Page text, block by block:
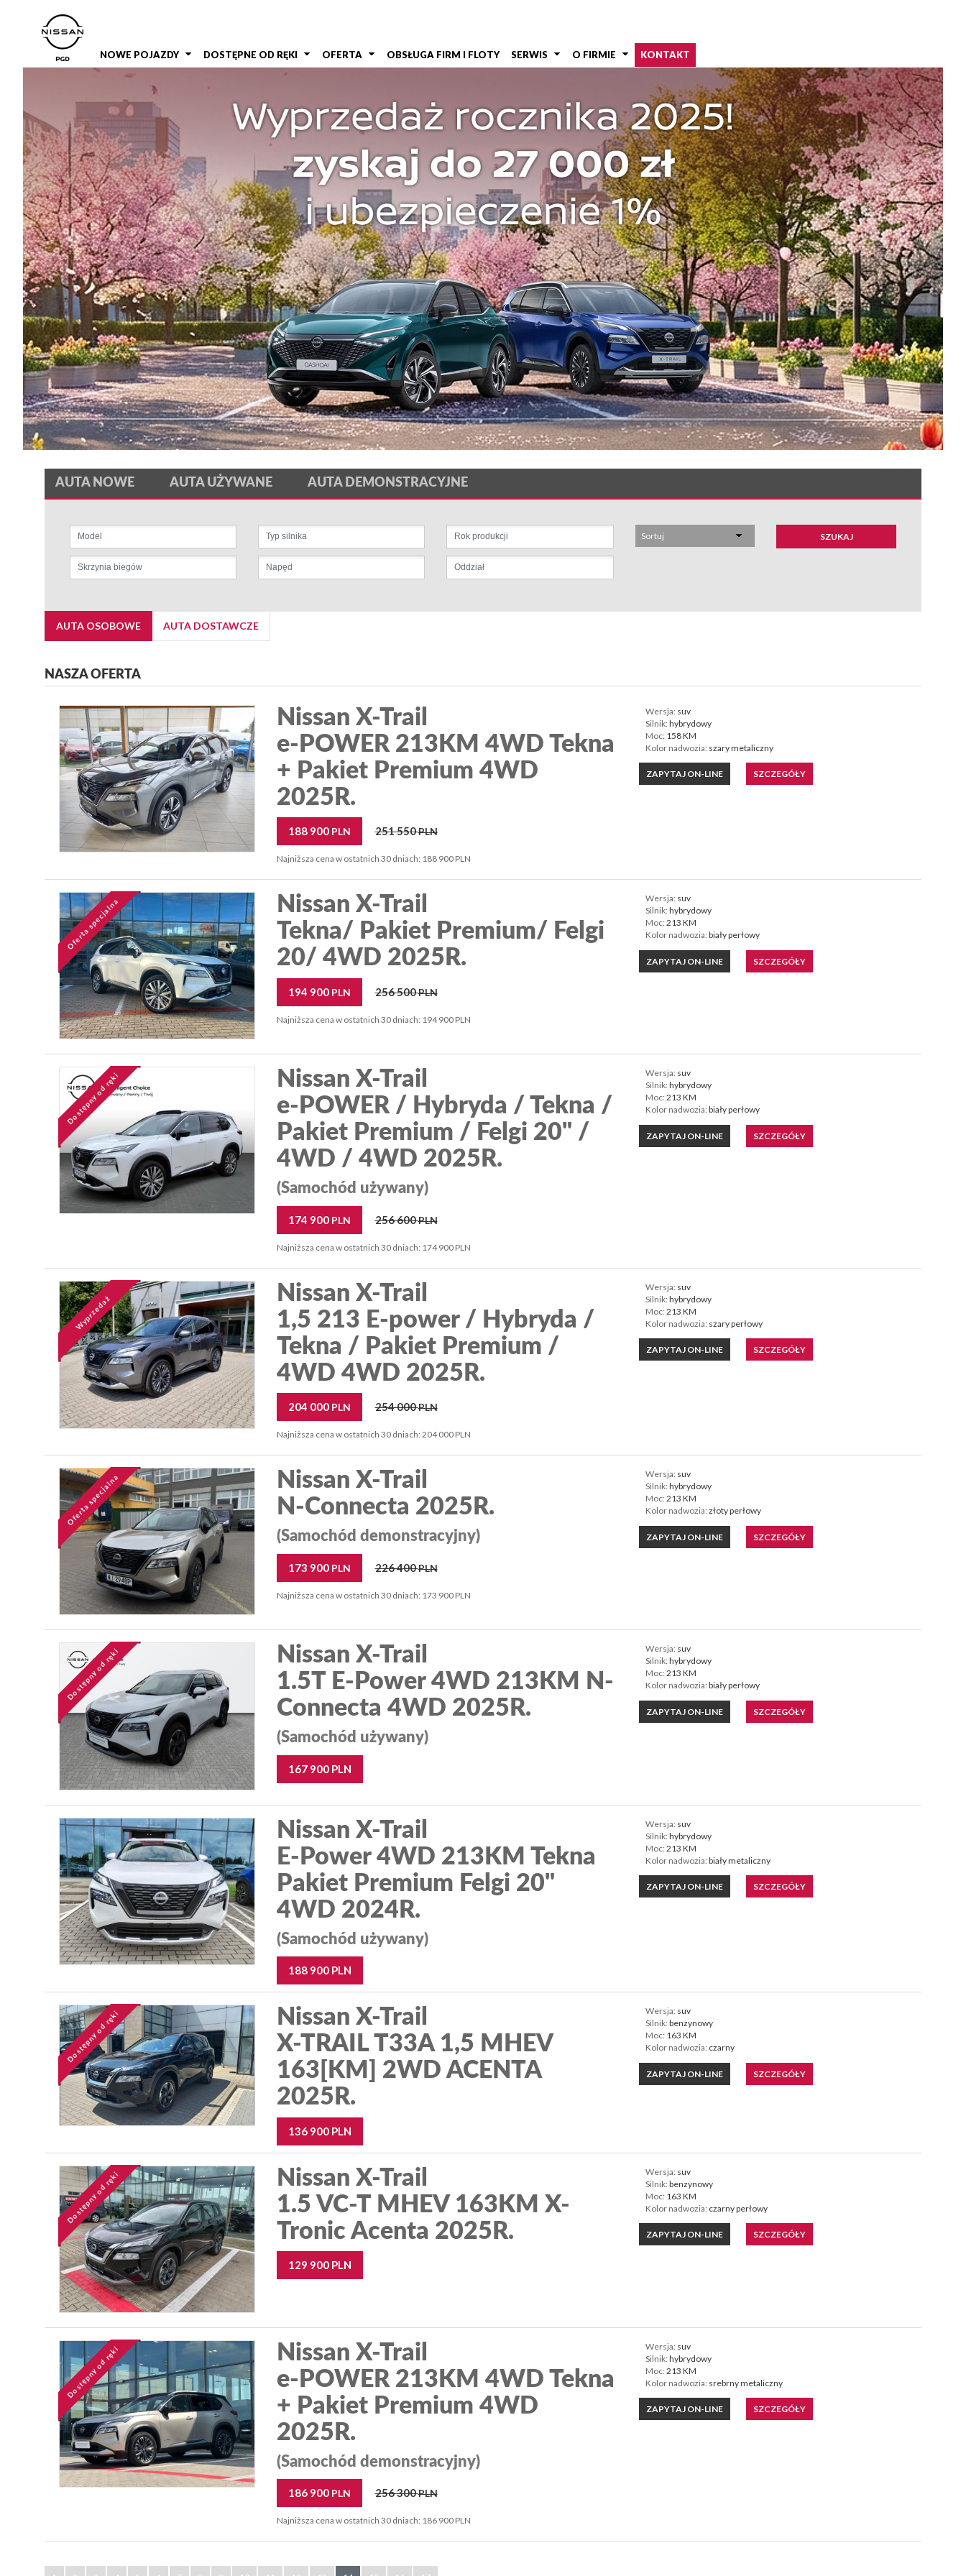
NOWE POJAZDY DOSTĘPNE OD RĘKI OFERTA OBSŁUGA FIRM I FLOTY SERWIS O FIRMIE KONTAKT
AUTA NOWE AUTA UŻYWANE AUTA DEMONSTRACYJNE
Sortuj SZUKAJ
AUTA OSOBOWE AUTA DOSTAWCZE
NASZA OFERTA
Nissan X-Trail
e-POWER 213KM 4WD Tekna
+ Pakiet Premium 4WD
2025R.
188 900 PLN 251 550PLN
Najniższa cena w ostatnich 30 dniach: 188 900 PLN
Wersja: suv
Silnik: hybrydowy
Moc: 158 KM
Kolor nadwozia: szary metaliczny
ZAPYTAJ ON-LINE SZCZEGÓŁY
Oferta specjalna
Nissan X-Trail
Tekna/ Pakiet Premium/ Felgi
20/ 4WD 2025R.
194 900 PLN 256 500PLN
Najniższa cena w ostatnich 30 dniach: 194 900 PLN
Wersja: suv
Silnik: hybrydowy
Moc: 213 KM
Kolor nadwozia: biały perłowy
ZAPYTAJ ON-LINE SZCZEGÓŁY
Dostępny od ręki
Nissan X-Trail
e-POWER / Hybryda / Tekna /
Pakiet Premium / Felgi 20" /
4WD / 4WD 2025R.
(Samochód używany)
174 900 PLN 256 600PLN
Najniższa cena w ostatnich 30 dniach: 174 900 PLN
Wersja: suv
Silnik: hybrydowy
Moc: 213 KM
Kolor nadwozia: biały perłowy
ZAPYTAJ ON-LINE SZCZEGÓŁY
Wyprzedaż
Nissan X-Trail
1,5 213 E-power / Hybryda /
Tekna / Pakiet Premium /
4WD 4WD 2025R.
204 000 PLN 254 000PLN
Najniższa cena w ostatnich 30 dniach: 204 000 PLN
Wersja: suv
Silnik: hybrydowy
Moc: 213 KM
Kolor nadwozia: szary perłowy
ZAPYTAJ ON-LINE SZCZEGÓŁY
Oferta specjalna
Nissan X-Trail
N-Connecta 2025R.
(Samochód demonstracyjny)
173 900 PLN 226 400PLN
Najniższa cena w ostatnich 30 dniach: 173 900 PLN
Wersja: suv
Silnik: hybrydowy
Moc: 213 KM
Kolor nadwozia: złoty perłowy
ZAPYTAJ ON-LINE SZCZEGÓŁY
Dostępny od ręki
Nissan X-Trail
1.5T E-Power 4WD 213KM N-
Connecta 4WD 2025R.
(Samochód używany)
167 900 PLN
Wersja: suv
Silnik: hybrydowy
Moc: 213 KM
Kolor nadwozia: biały perłowy
ZAPYTAJ ON-LINE SZCZEGÓŁY
Nissan X-Trail
E-Power 4WD 213KM Tekna
Pakiet Premium Felgi 20"
4WD 2024R.
(Samochód używany)
188 900 PLN
Wersja: suv
Silnik: hybrydowy
Moc: 213 KM
Kolor nadwozia: biały metaliczny
ZAPYTAJ ON-LINE SZCZEGÓŁY
Dostępny od ręki
Nissan X-Trail
X-TRAIL T33A 1,5 MHEV
163[KM] 2WD ACENTA
2025R.
136 900 PLN
Wersja: suv
Silnik: benzynowy
Moc: 163 KM
Kolor nadwozia: czarny
ZAPYTAJ ON-LINE SZCZEGÓŁY
Dostępny od ręki
Nissan X-Trail
1.5 VC-T MHEV 163KM X-
Tronic Acenta 2025R.
129 900 PLN
Wersja: suv
Silnik: benzynowy
Moc: 163 KM
Kolor nadwozia: czarny perłowy
ZAPYTAJ ON-LINE SZCZEGÓŁY
Dostępny od ręki
Nissan X-Trail
e-POWER 213KM 4WD Tekna
+ Pakiet Premium 4WD
2025R.
(Samochód demonstracyjny)
186 900 PLN 256 300PLN
Najniższa cena w ostatnich 30 dniach: 186 900 PLN
Wersja: suv
Silnik: hybrydowy
Moc: 213 KM
Kolor nadwozia: srebrny metaliczny
ZAPYTAJ ON-LINE SZCZEGÓŁY